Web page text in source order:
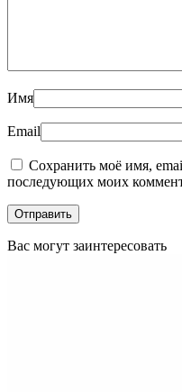
Имя
Email
Сохранить моё имя,
последующих моих
Вас могут заинтересовать